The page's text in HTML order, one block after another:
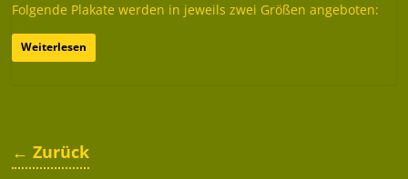
Folgende Plakate werden in jeweils zwei Größen angeboten:
Weiterlesen
← Zurück